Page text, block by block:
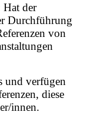
Hat der
Durchführung
von
und verfügen
diese
innen.